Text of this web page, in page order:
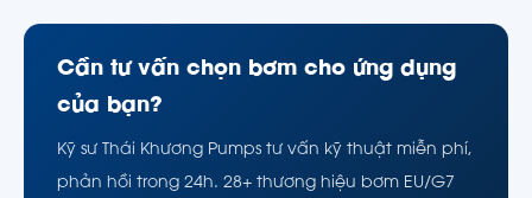
Cần tư vấn chọn bơm cho ứng dụng
của bạn?
Kỹ sư Thái Khương Pumps tư vấn kỹ thuật miễn phí,
phản hồi trong 24h. 28+ thương hiệu bơm EU/G7